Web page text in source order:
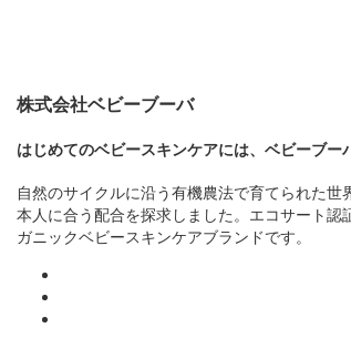
株式会社ベビーブーバ
はじめてのベビースキンケアには、ベビーブー
自然のサイクルに沿う有機農法で育てられた
本人に合う配合を探求しました。エコサート
ガニックベビースキンケアブランドです。